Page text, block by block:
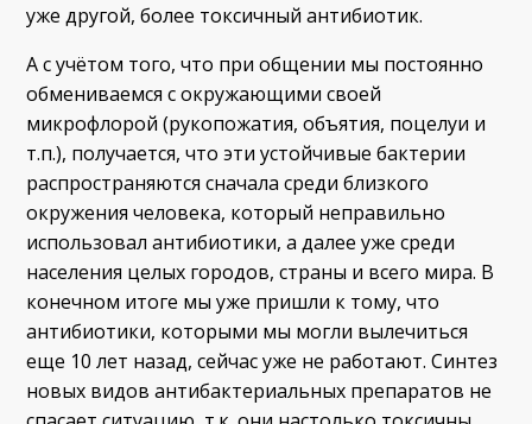
уже другой, более токсичный антибиотик.
А с учётом того, что при общении мы постоянно
обмениваемся с окружающими своей
микрофлорой (рукопожатия, объятия, поцелуи и
т.п.), получается, что эти устойчивые бактерии
распространяются сначала среди близкого
окружения человека, который неправильно
использовал антибиотики, а далее уже среди
населения целых городов, страны и всего мира. В
конечном итоге мы уже пришли к тому, что
антибиотики, которыми мы могли вылечиться
еще 10 лет назад, сейчас уже не работают. Синтез
новых видов антибактериальных препаратов не